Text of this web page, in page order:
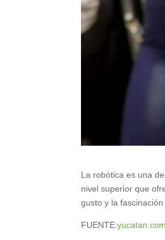
La robótica es una
nivel superior que
gusto y la
FUENTE: